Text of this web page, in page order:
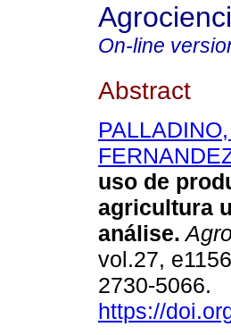
On-line
Abstract
uso de
agricultura
análise.
vol.27,
2730-5066.
https://